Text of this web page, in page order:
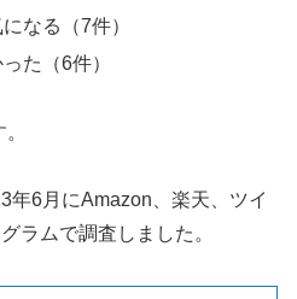
なる（7件）
た（6件）
年6月にAmazon、楽天、ツイ
ラムで調査しました。